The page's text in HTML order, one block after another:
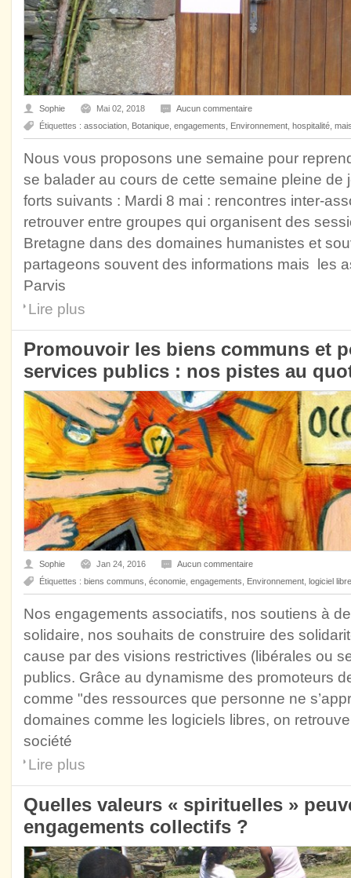
Sophie Mai 02, 2018
Aucun commentaire
Étiquettes : association Botanique engagements Environnement hospitalité
Nous vous proposons une semaine pour
se balader au cours de cette semaine pleine de
forts suivants : Mardi 8 mai : rencontres inter-
retrouver entre groupes qui organisent des
Bretagne dans des domaines humanistes et
partageons souvent des informations mais les
Parvis
Lire plus
Promouvoir les biens communs et
services publics : nos pistes au
Sophie Jan 24, 2016
Aucun commentaire
Étiquettes : biens communs économie engagements Environnement logiciel libre
Nos engagements associatifs, nos soutiens à
solidaire, nos souhaits de construire des
cause par des visions restrictives (libérales ou
publics. Grâce au dynamisme des promoteurs
comme "des ressources que personne ne
domaines comme les logiciels libres, on
société
Lire plus
Quelles valeurs « spirituelles »
engagements collectifs ?